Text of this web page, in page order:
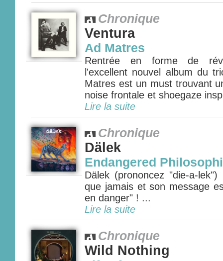
Chronique
Ventura
Ad Matres
Rentrée en forme de
l'excellent nouvel album du
Matres est un must trouvant
noise frontale et shoegaze
Lire la suite
Chronique
Dälek
Endangered
Dälek (prononcez "die-a-
que jamais et son message
en danger" ! ...
Lire la suite
Chronique
Wild Nothing